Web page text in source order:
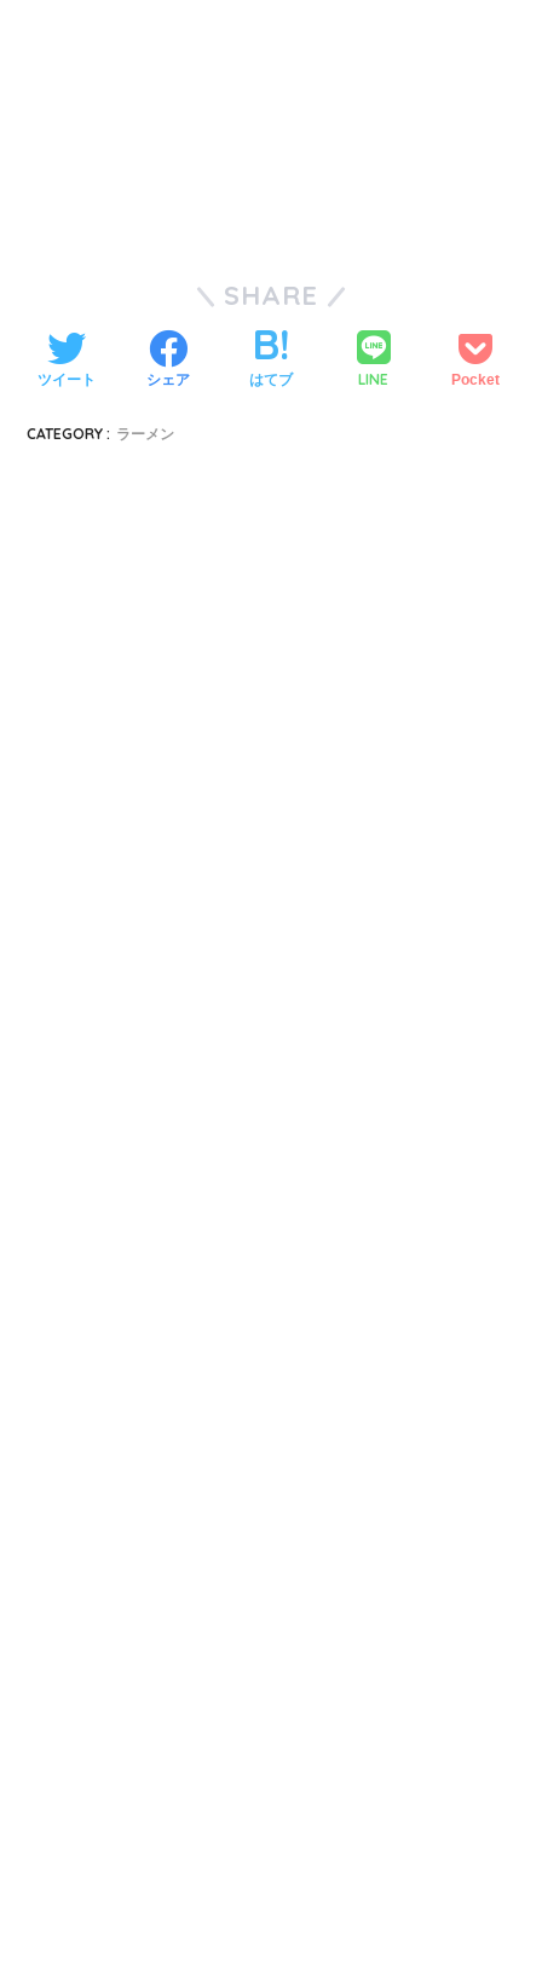
SHARE
ツイート シェア はてブ LINE Pocket
CATEGORY : ラーメン